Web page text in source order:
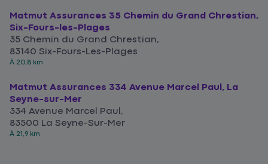
Matmut Assurances 35 Chemin du Grand Chrestian,
Six-Fours-les-Plages
35 Chemin du Grand Chrestian,
83140 Six-Fours-Les-Plages
À 20,8 km
Matmut Assurances 334 Avenue Marcel Paul, La
Seyne-sur-Mer
334 Avenue Marcel Paul,
83500 La Seyne-Sur-Mer
À 21,9 km